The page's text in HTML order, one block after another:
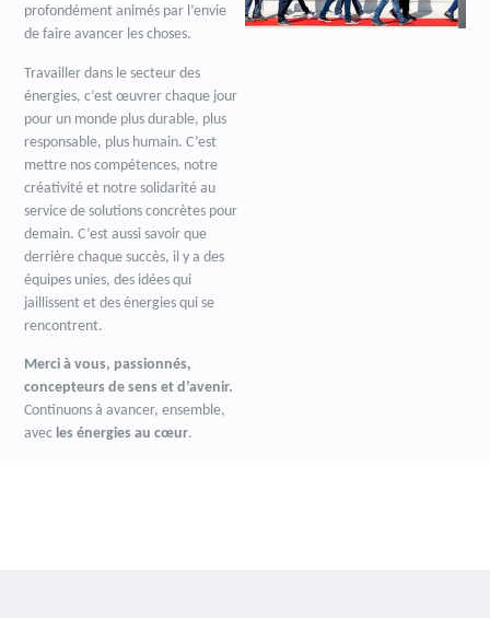
profondément animés par l’envie
de faire avancer les choses.
Travailler dans le secteur des
énergies, c’est œuvrer chaque jour
pour un monde plus durable, plus
responsable, plus humain. C’est
mettre nos compétences, notre
créativité et notre solidarité au
service de solutions concrètes pour
demain. C’est aussi savoir que
derrière chaque succès, il y a des
équipes unies, des idées qui
jaillissent et des énergies qui se
rencontrent.
Merci à vous, passionnés,
concepteurs de sens et d’avenir.
Continuons à avancer, ensemble,
avec les énergies au cœur.